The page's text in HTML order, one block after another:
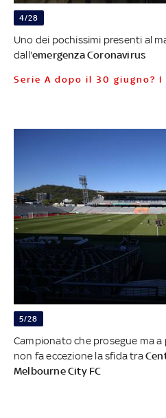
4/28
Uno dei pochissimi presenti al
dall'emergenza Coronavirus
Serie A dopo il 30 giugno?
5/28
Campionato che prosegue ma
non fa eccezione la sfida tra
Melbourne City FC